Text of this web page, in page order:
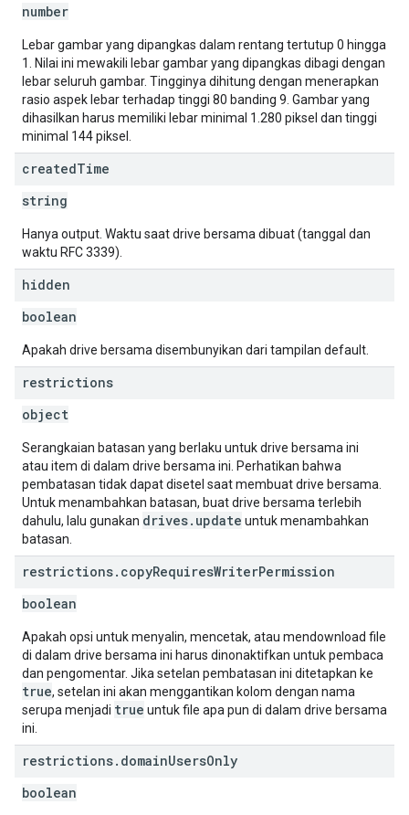
number
Lebar gambar yang dipangkas dalam rentang tertutup 0 hingga
1. Nilai ini mewakili lebar gambar yang dipangkas dibagi dengan
lebar seluruh gambar. Tingginya dihitung dengan menerapkan
rasio aspek lebar terhadap tinggi 80 banding 9. Gambar yang
dihasilkan harus memiliki lebar minimal 1.280 piksel dan tinggi
minimal 144 piksel.
createdTime
string
Hanya output. Waktu saat drive bersama dibuat (tanggal dan
waktu RFC 3339).
hidden
boolean
Apakah drive bersama disembunyikan dari tampilan default.
restrictions
object
Serangkaian batasan yang berlaku untuk drive bersama ini
atau item di dalam drive bersama ini. Perhatikan bahwa
pembatasan tidak dapat disetel saat membuat drive bersama.
Untuk menambahkan batasan, buat drive bersama terlebih
dahulu, lalu gunakan drives.update untuk menambahkan
batasan.
restrictions. copyRequiresWriterPermission
boolean
Apakah opsi untuk menyalin, mencetak, atau mendownload file
di dalam drive bersama ini harus dinonaktifkan untuk pembaca
dan pengomentar. Jika setelan pembatasan ini ditetapkan ke
true, setelan ini akan menggantikan kolom dengan nama
serupa menjadi true untuk file apa pun di dalam drive bersama
ini.
restrictions. domainUsersOnly
boolean